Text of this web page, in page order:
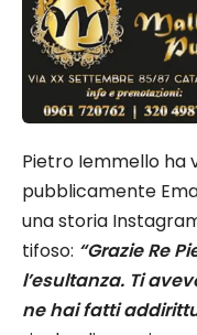
Pietro Iemmello ha
pubblicamente
una storia
tifoso: “Grazie Re
l’esultanza. Ti
ne hai fatti